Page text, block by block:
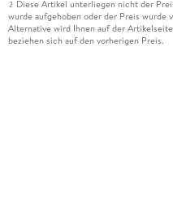
2 Diese Artikel unterliegen nicht der
wurde aufgehoben oder der Preis wurde
Alternative wird Ihnen auf der
beziehen sich auf den vorherigen Preis.